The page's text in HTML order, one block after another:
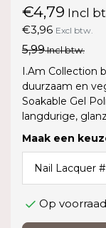
€4,79 Incl
€3,96 Excl btw.
5,99Incl btw.
I.Am Collection
duurzaam en
Soakable Gel
langdurige,
Maak een
Op voorraad